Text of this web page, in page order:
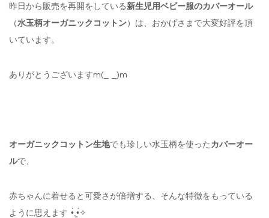
昨日から販売を再開をしている新生児用ベビー服のカバーオール
（水玉柄オーガニックコットン）は、おかげさまで大変好評を頂
いています。
ありがとうございますm(_ _)m
オーガニックコットン生地でも珍しい水玉柄を使ったカバーオー
ルで、
赤ちゃんに着せると可愛さが倍増する、そんな特徴をもっている
ように思えます •̀.̫•́✧